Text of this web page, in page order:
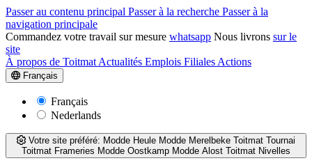
Passer au contenu principal Passer à la recherche Passer à la
navigation principale
Commandez votre travail sur mesure whatsapp Nous livrons sur le
site
À propos de Toitmat Actualités Emplois Filiales Actions
Français
Français
Nederlands
Votre site préféré: Modde Heule Modde Merelbeke Toitmat Tournai
Toitmat Frameries Modde Oostkamp Modde Alost Toitmat Nivelles